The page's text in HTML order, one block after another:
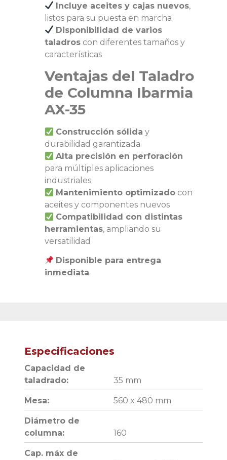
Incluye aceites y cajas nuevos,
listos para su puesta en marcha
Disponibilidad de varios
taladros con diferentes tamaños y
características
Ventajas del Taladro
de Columna Ibarmia
AX-35
Construcción sólida y
durabilidad garantizada
Alta precisión en perforación
para múltiples aplicaciones
industriales
Mantenimiento optimizado con
aceites y componentes nuevos
Compatibilidad con distintas
herramientas, ampliando su
versatilidad
Disponible para entrega
inmediata.
Especificaciones
Capacidad de
taladrado:
35 mm
Mesa: 560 x 480 mm
Diámetro de
columna:
160
Cap. máx de